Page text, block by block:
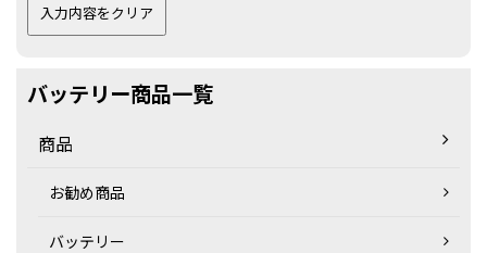
バッテリー商品一覧
商品
お勧め商品
バッテリー